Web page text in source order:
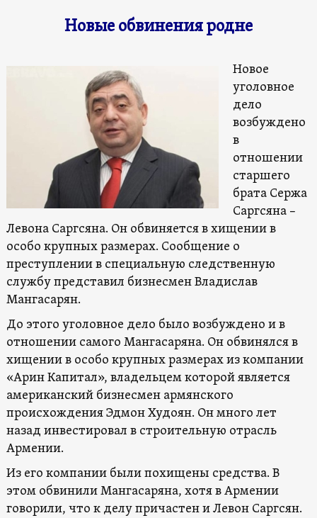
Новые обвинения родне
Новое
уголовное
дело
возбуждено
в
отношении
старшего
брата Сержа
Саргсяна –
Левона Саргсяна. Он обвиняется в хищении в
особо крупных размерах. Сообщение о
преступлении в cпециальную следственную
службу представил бизнесмен Владислав
Мангасарян.
До этого уголовное дело было возбуждено и в
отношении самого Мангасаряна. Он обвинялся в
хищении в особо крупных размерах из компании
«Арин Капитал», владельцем которой является
американский бизнесмен армянского
происхождения Эдмон Худоян. Он много лет
назад инвестировал в строительную отрасль
Армении.
Из его компании были похищены средства. В
этом обвинили Мангасаряна, хотя в Армении
говорили, что к делу причастен и Левон Саргсян.